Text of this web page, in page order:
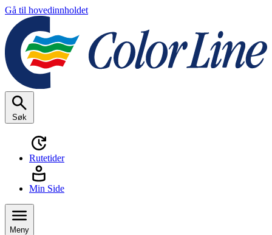
Gå til hovedinnholdet
Søk
Rutetider
Min Side
Meny